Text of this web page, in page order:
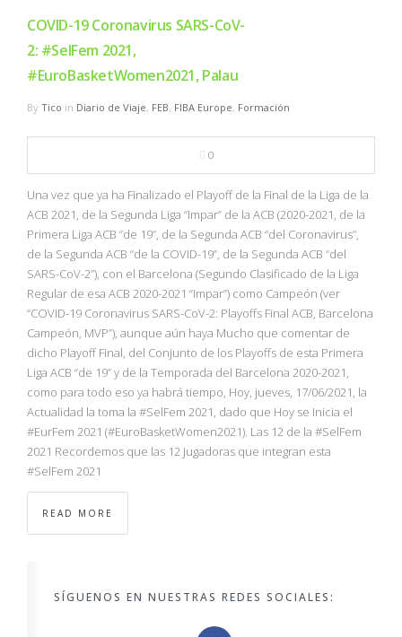
COVID-19 Coronavirus SARS-CoV-
2: #SelFem 2021,
#EuroBasketWomen2021, Palau
By Tico in Diario de Viaje, FEB, FIBA Europe, Formación
0
Una vez que ya ha Finalizado el Playoff de la Final de la Liga de la
ACB 2021, de la Segunda Liga “Impar” de la ACB (2020-2021, de la
Primera Liga ACB “de 19”, de la Segunda ACB “del Coronavirus”,
de la Segunda ACB “de la COVID-19”, de la Segunda ACB “del
SARS-CoV-2”), con el Barcelona (Segundo Clasificado de la Liga
Regular de esa ACB 2020-2021 “Impar”) como Campeón (ver
“COVID-19 Coronavirus SARS-CoV-2: Playoffs Final ACB, Barcelona
Campeón, MVP”), aunque aún haya Mucho que comentar de
dicho Playoff Final, del Conjunto de los Playoffs de esta Primera
Liga ACB “de 19” y de la Temporada del Barcelona 2020-2021,
como para todo eso ya habrá tiempo, Hoy, jueves, 17/06/2021, la
Actualidad la toma la #SelFem 2021, dado que Hoy se Inicia el
#EurFem 2021 (#EuroBasketWomen2021). Las 12 de la #SelFem
2021 Recordemos que las 12 Jugadoras que integran esta
#SelFem 2021
READ MORE
SÍGUENOS EN NUESTRAS REDES SOCIALES: